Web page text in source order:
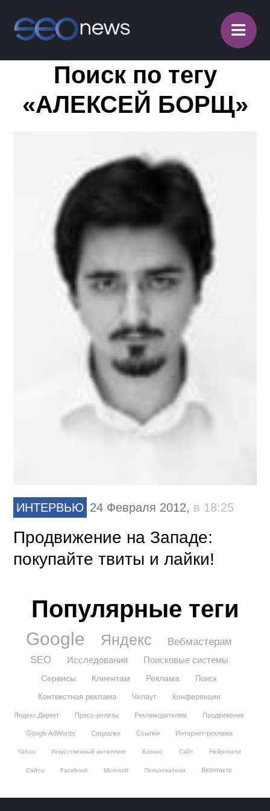
≡
Поиск по тегу
«АЛЕКСЕЙ БОРЩ»
ИНТЕРВЬЮ 24 Февраля 2012, в 18:25
Продвижение на Западе:
покупайте твиты и лайки!
Популярные теги
Google Яндекс
Вебмастерам
SEO
Исследования Поисковые системы
Сервисы Клиентам Реклама
Поиск
Контекстная реклама
Чилаут Конференции
Яндекс.Директ Пресс-релизы Рекламодателям Продвижение
Google AdWords Социалки Ссылки Интернет-реклама
Yahoo Искусственный интеллект Бизнес Сайт Нейросети
Сайты Facebook Microsoft Пользователи Вконтакте